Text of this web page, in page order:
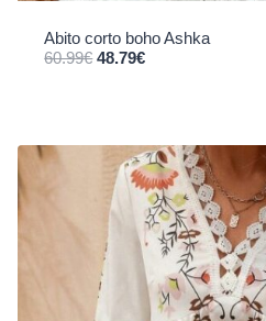
Abito corto boho Ashka
60.99€ Il prezzo originale era: 60.99€.
48.79€Il prezzo attuale è: 48.79€.